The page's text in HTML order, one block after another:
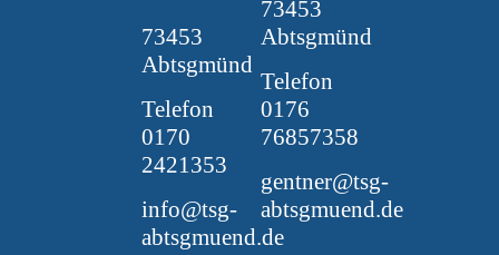
73453
Abtsgmünd
Telefon
0170
2421353
info@tsg-
abtsgmuend.de
73453
Abtsgmünd
Telefon
0176
76857358
gentner@tsg-
abtsgmuend.de